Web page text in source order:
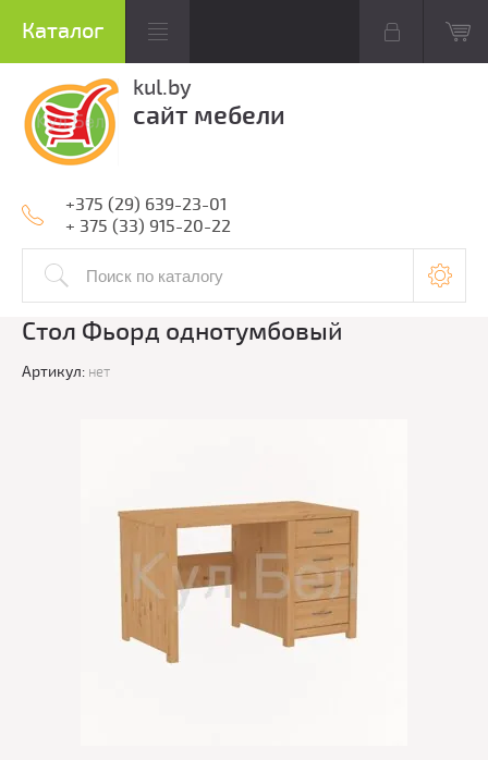
kul.by
сайт мебели
+375 (29) 639-23-01
+ 375 (33) 915-20-22
Стол Фьорд однотумбовый
Артикул: нет